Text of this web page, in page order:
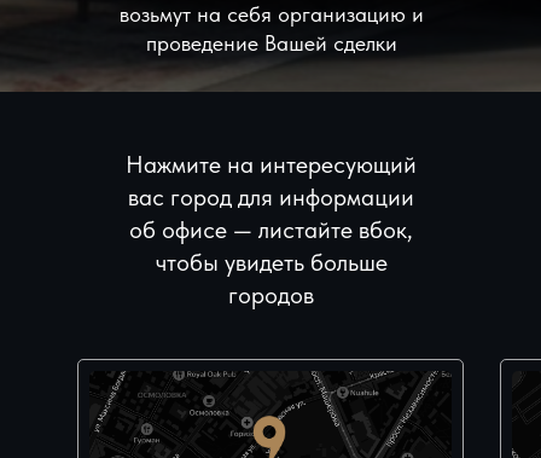
возьмут на себя организацию и
проведение Вашей сделки
Нажмите на интересующий
вас город для информации
об офисе — листайте вбок,
чтобы увидеть больше
городов